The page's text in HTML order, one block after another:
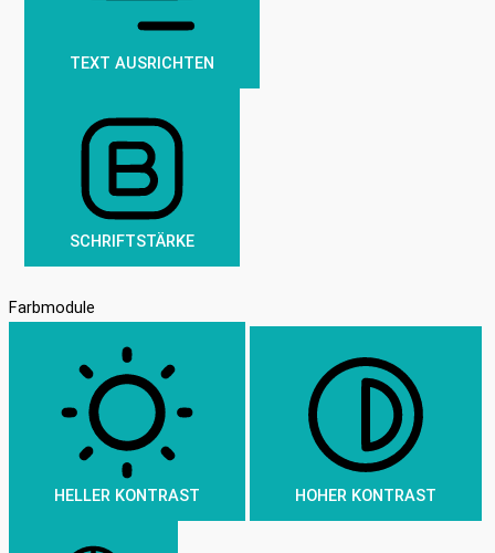
TEXT AUSRICHTEN
SCHRIFTSTÄRKE
Farbmodule
HELLER KONTRAST HOHER KONTRAST